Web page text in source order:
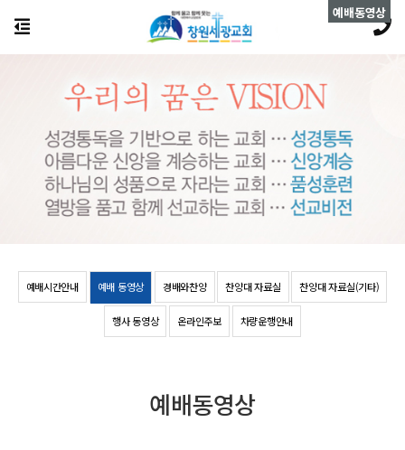
예배시간안내 예배 동영상 경배와찬양 찬양대 자료실 찬양대 자료실(기타)
행사 동영상 온라인주보 차량운행안내
예배동영상
예배동영상